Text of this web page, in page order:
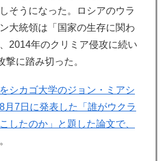
そうになった。ロシアのウラ
大統領は「国家の生存に関わ
2014年のクリミア侵攻に続い
撃に踏み切った。
シカゴ大学のジョン・ミアシ
月7日に発表した「誰がウクラ
したのか」と題した論文で、
。